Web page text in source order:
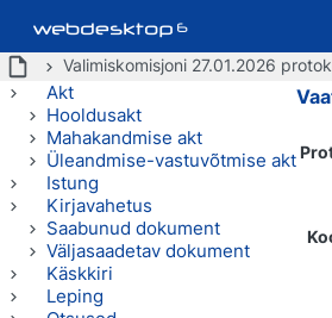
Valimiskomisjoni 27.01.2026
Akt
Hooldusakt
Mahakandmise akt
Üleandmise-vastuvõtmise akt
Istung
Kirjavahetus
Saabunud dokument
Väljasaadetav dokument
Käskkiri
Leping